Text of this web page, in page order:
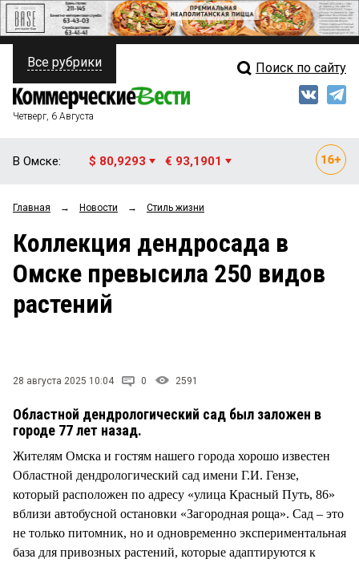
ПОЛИТИКА
ФИНАНСЫ
ОБЩЕСТВО
ЗАКОН
НОВОСТИ КОМПАНИЙ
Свежий выпуск
Рейтинги
Блоги
Все рубрики Поиск по сайту
Четверг, 6 Августа
В Омске: $ 80,9293 € 93,1901
Главная → Новости → Стиль жизни
Коллекция дендросада в
Омске превысила 250 видов
растений
28 августа 2025 10:04 0 2591
Областной дендрологический сад был заложен в
городе 77 лет назад.
Жителям Омска и гостям нашего города хорошо известен
Областной дендрологический сад имени Г.И. Гензе,
который расположен по адресу «улица Красный Путь, 86»
вблизи автобусной остановки «Загородная роща». Сад – это
не только питомник, но и одновременно экспериментальная
база для привозных растений, которые адаптируются к